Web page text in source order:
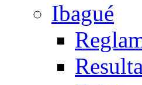
Ibagué